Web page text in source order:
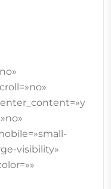
visibility»